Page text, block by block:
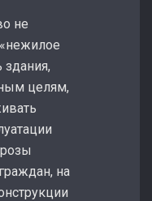
не
целям,
на